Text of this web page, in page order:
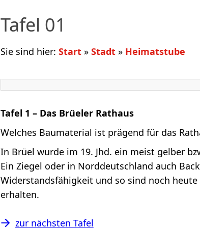
Tafel 01
Sie sind hier: Start » Stadt » Heimatstube
Tafel 1 – Das Brüeler Rathaus
Welches Baumaterial ist prägend für das
In Brüel wurde im 19. Jhd. ein meist gelber
Ein Ziegel oder in Norddeutschland auch
Widerstandsfähigkeit und so sind noch
erhalten.
zur nächsten Tafel